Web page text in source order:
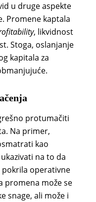
u druge aspekte
Promene kaptala
, likvidnost
Stoga, oslanjanje
kapitala za
protumačiti
Na primer,
kao
na to da
pokrila operativne
promena može se
snage, ali može i